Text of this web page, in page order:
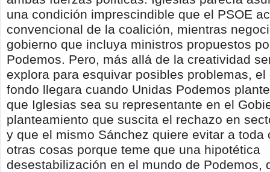
una condición imprescindible que el PSOE
convencional de la coalición, mientras
gobierno que incluya ministros propuestos
Podemos. Pero, más allá de la creatividad
explora para esquivar posibles problemas, el
fondo llegara cuando Unidas Podemos
que Iglesias sea su representante en el
planteamiento que suscita el rechazo en
y que el mismo Sánchez quiere evitar a toda
otras cosas porque teme que una hipotética
desestabilización en el mundo de Podemos,